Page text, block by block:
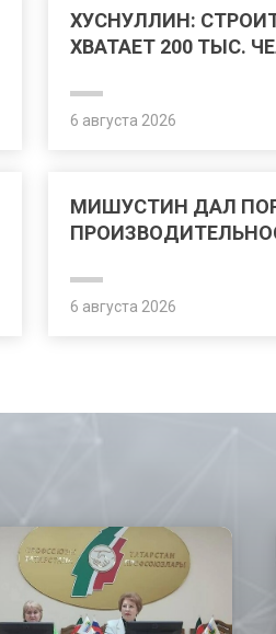
ХУСНУЛЛИН:
ХВАТАЕТ 200 ТЫС.
6 августа 2026
МИШУСТИН ДАЛ
6 августа 2026